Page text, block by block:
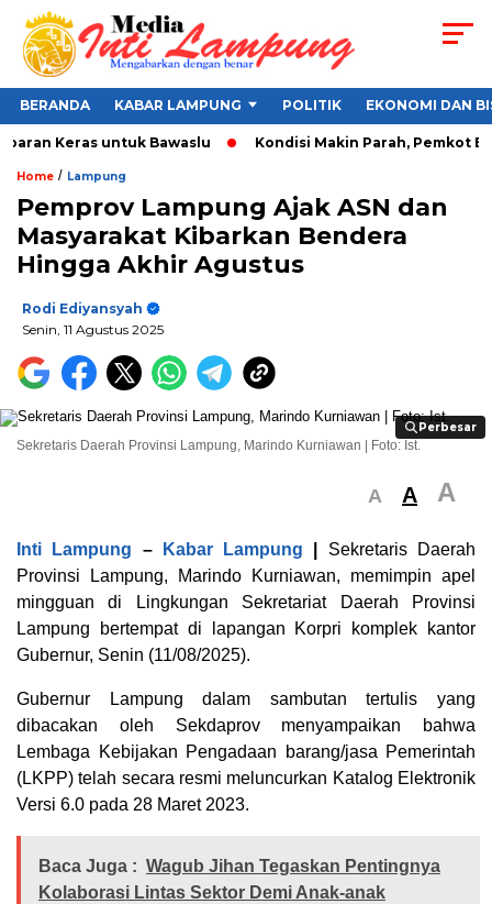
BERANDA KABAR LAMPUNG POLITIK EKONOMI DAN
Keras untuk Bawaslu Kondisi Makin Parah, Pemkot
Home / Lampung
Pemprov Lampung Ajak ASN dan
Masyarakat Kibarkan Bendera
Hingga Akhir Agustus
Rodi Ediyansyah
Senin, 11 Agustus 2025
Perbesar
Perbesar
Sekretaris Daerah Provinsi Lampung, Marindo Kurniawan | Foto: Ist.
A A A
Inti Lampung – Kabar Lampung
Sekretaris Daerah
Provinsi Lampung, Marindo Kurniawan, memimpin apel
mingguan di Lingkungan Sekretariat Daerah Provinsi
Lampung bertempat di lapangan Korpri komplek kantor
Gubernur, Senin (11/08/2025).
Gubernur Lampung dalam sambutan tertulis yang
dibacakan oleh Sekdaprov menyampaikan bahwa
Lembaga Kebijakan Pengadaan barang/jasa Pemerintah
(LKPP) telah secara resmi meluncurkan Katalog Elektronik
Versi 6.0 pada 28 Maret 2023.
Baca Juga : Wagub Jihan Tegaskan Pentingnya
Kolaborasi Lintas Sektor Demi Anak-anak